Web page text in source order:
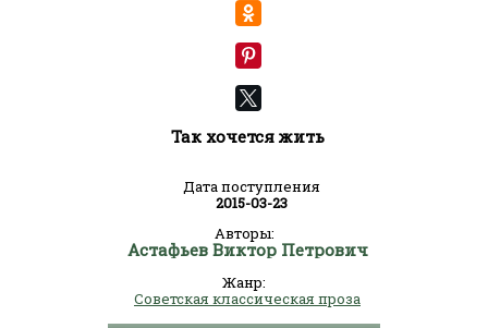
Так хочется жить
Дата поступления
2015-03-23
Авторы:
Астафьев Виктор Петрович
Жанр:
Советская классическая проза